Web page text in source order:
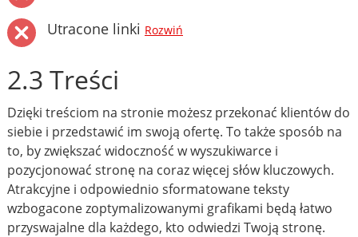
Utracone linki Rozwiń
2.3 Treści
Dzięki treściom na stronie możesz przekonać klientów do
siebie i przedstawić im swoją ofertę. To także sposób na
to, by zwiększać widoczność w wyszukiwarce i
pozycjonować stronę na coraz więcej słów kluczowych.
Atrakcyjne i odpowiednio sformatowane teksty
wzbogacone zoptymalizowanymi grafikami będą łatwo
przyswajalne dla każdego, kto odwiedzi Twoją stronę.